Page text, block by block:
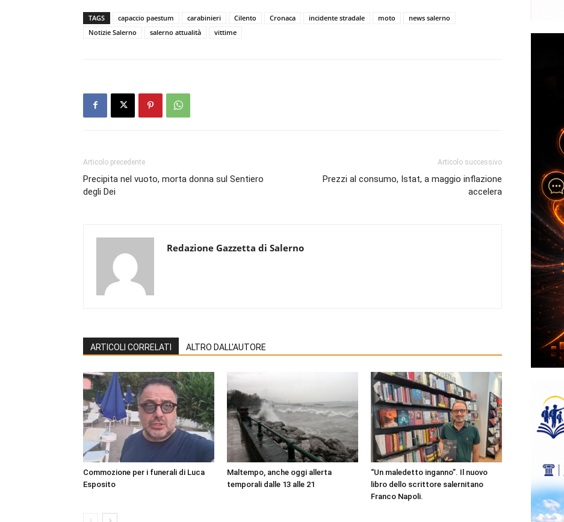
TAGS capaccio paestum carabinieri Cilento Cronaca incidente stradale moto
news salerno
Notizie Salerno
salerno attualità vittime
Articolo precedente
Precipita nel vuoto, morta donna sul Sentiero
degli Dei
Articolo successivo
Prezzi al consumo, Istat, a maggio inflazione
accelera
Redazione Gazzetta di Salerno
ARTICOLI CORRELATI ALTRO DALL'AUTORE
Commozione per i funerali di Luca
Esposito
Maltempo, anche oggi allerta
temporali dalle 13 alle 21
“Un maledetto inganno”. Il nuovo
libro dello scrittore salernitano
Franco Napoli.